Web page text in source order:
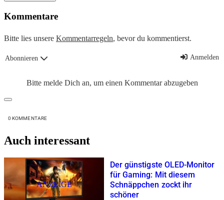
Kommentare
Bitte lies unsere Kommentarregeln, bevor du kommentierst.
Abonnieren Anmelden
Bitte melde Dich an, um einen Kommentar abzugeben
0 KOMMENTARE
Auch interessant
ANZEIGE
Der günstigste OLED-Monitor
für Gaming: Mit diesem
Schnäppchen zockt ihr
schöner